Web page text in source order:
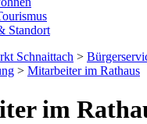
Standort
Schnaittach >
> Mitarbeiter im Rathaus
im